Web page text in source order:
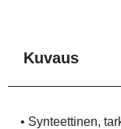
Kuvaus
• Synteettinen,